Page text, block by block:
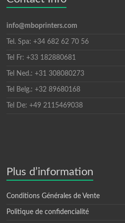
info@mboprinters.com
Tel. Spa: +34 682 62 70 56
Tel Fr: +33 182880681
Tel Ned.: +31 308080273
Tel Belg.: +32 89680168
Tel De: +49 2115469038
Plus d’information
Conditions Générales de Vente
Politique de confidencialité